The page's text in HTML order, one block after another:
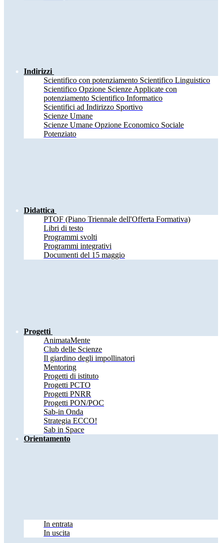
Indirizzi
Scientifico con potenziamento Scientifico Linguistico
Scientifico Opzione Scienze Applicate con
potenziamento Scientifico Informatico
Scientifici ad Indirizzo Sportivo
Scienze Umane
Scienze Umane Opzione Economico Sociale
Potenziato
Didattica
PTOF (Piano Triennale dell'Offerta Formativa)
Libri di testo
Programmi svolti
Programmi integrativi
Documenti del 15 maggio
Progetti
AnimataMente
Club delle Scienze
Il giardino degli impollinatori
Mentoring
Progetti di istituto
Progetti PCTO
Progetti PNRR
Progetti PON/POC
Sab-in Onda
Strategia ECCO!
Sab in Space
Orientamento
In entrata
In uscita